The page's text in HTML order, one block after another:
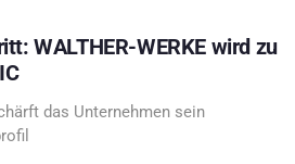
WALTHER-WERKE wird zu
das Unternehmen sein